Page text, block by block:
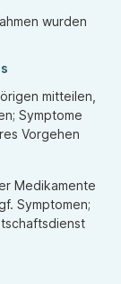
wurden
mitteilen,
Symptome
Vorgehen
Medikamente
Symptomen;